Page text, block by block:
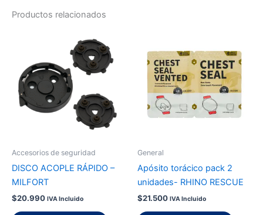
Productos relacionados
Accesorios de seguridad
DISCO ACOPLE RÁPIDO –
MILFORT
$20.990 IVA Incluido
General
Apósito torácico pack 2
unidades- RHINO RESCUE
$21.500 IVA Incluido